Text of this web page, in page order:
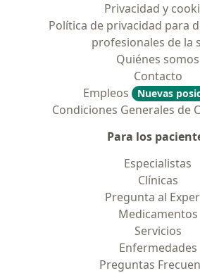
Privacidad y
Política de privacidad para
profesionales de la
Quiénes somos
Contacto
Empleos
Nuevas
Condiciones Generales de
Para los
Especialistas
Clínicas
Pregunta al
Medicamentos
Servicios
Enfermedades
Preguntas